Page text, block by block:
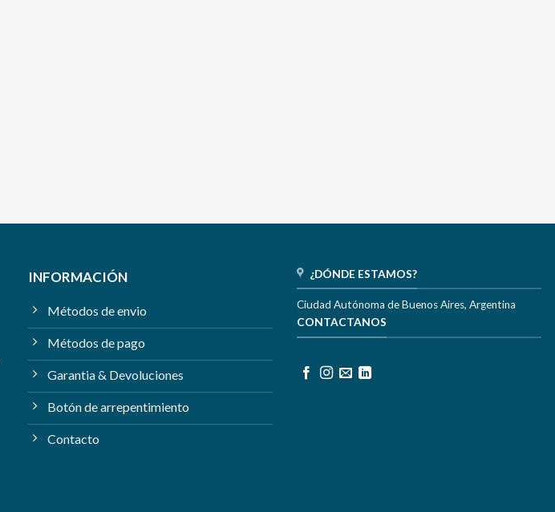
INFORMACIÓN
Métodos de envio
Métodos de pago
Garantia & Devoluciones
Botón de arrepentimiento
Contacto
¿DÓNDE ESTAMOS?
Ciudad Autónoma de Buenos Aires, Argentina
CONTACTANOS